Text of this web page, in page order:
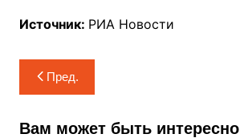
Источник: РИА Новости
Навигация
по
записям
Пред.
Вам может быть интересно